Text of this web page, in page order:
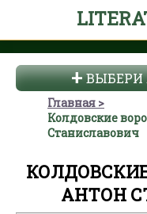
Главная
Колдовские
Станиславович
АНТОН